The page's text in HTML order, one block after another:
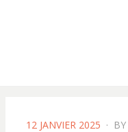
POSTED
12 JANVIER 2025 BY